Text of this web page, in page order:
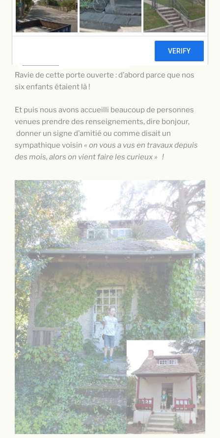
PUBLIÉ
LE
23 SEPTEMBRE 2018PAR SYLVIE ETIEVE
“Il faut qu’une porte soit ouverte …”
Ravie de cette porte ouverte : d’abord parce que nos
six enfants étaient là !
Et puis nous avons accueilli beaucoup de personnes
venues prendre des renseignements, dire bonjour,
donner un signe d’amitié ou comme disait un
sympathique voisin « on vous a vus en travaux depuis
des mois, alors on vient faire les curieux » !